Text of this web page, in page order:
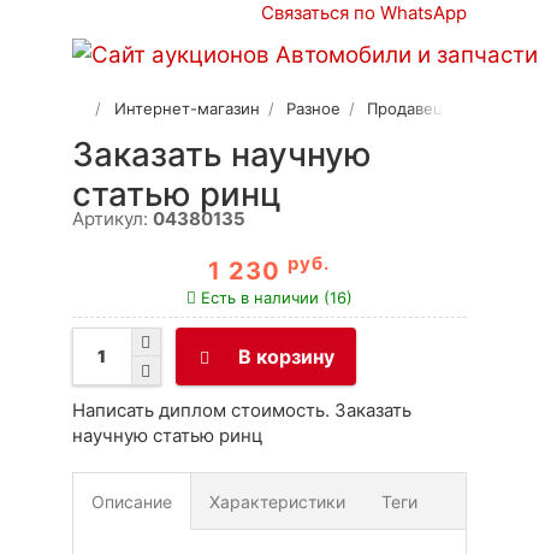
Связаться по WhatsApp
Интернет-магазин Разное Продавец 2
Заказать научную
статью ринц
Артикул: 04380135
1 230 руб.
Есть в наличии (16)
В корзину
Написать диплом стоимость. Заказать
научную статью ринц
Описание Характеристики Теги